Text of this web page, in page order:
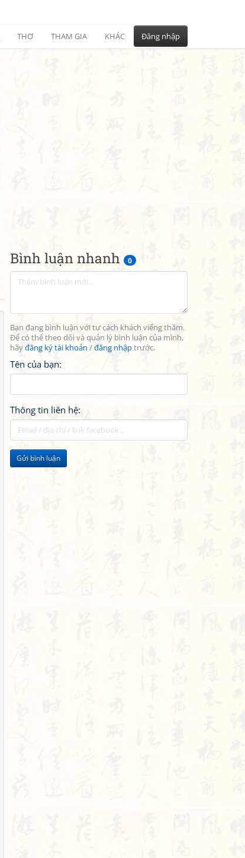
THƠ THAM GIA KHÁC Đăng nhập
Bình luận nhanh 0
Bạn đang bình luận với tư cách khách viếng thăm.
Để có thể theo dõi và quản lý bình luận của mình,
hãyđăng ký tài khoản /đăng nhậptrước.
Tên của bạn:
Thông tin liên hệ:
Gửi bình luận